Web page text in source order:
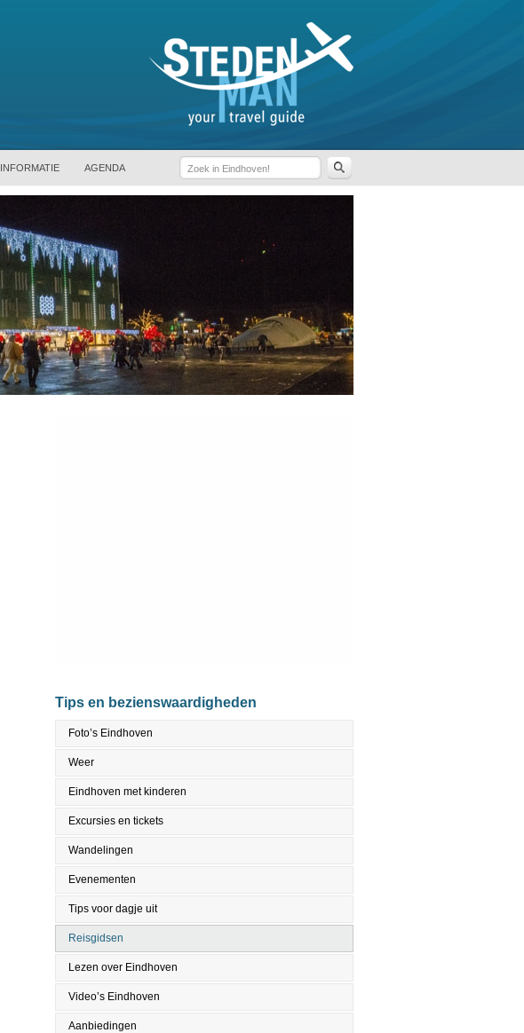
INFORMATIE AGENDA
Tips en bezienswaardigheden
Foto’s Eindhoven
Weer
Eindhoven met kinderen
Excursies en tickets
Wandelingen
Evenementen
Tips voor dagje uit
Reisgidsen
Lezen over Eindhoven
Video’s Eindhoven
Aanbiedingen